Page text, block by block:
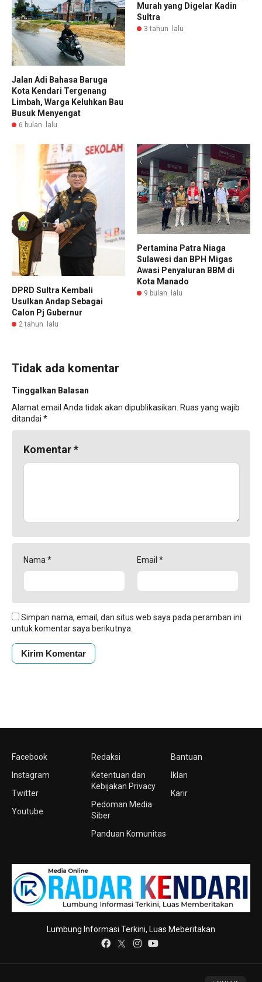
Jalan Adi Bahasa Baruga
Kota Kendari Tergenang
Limbah, Warga Keluhkan Bau
Busuk Menyengat
6 bulan lalu
Murah yang Digelar Kadin
Sultra
3 tahun lalu
DPRD Sultra Kembali
Usulkan Andap Sebagai
Calon Pj Gubernur
2 tahun lalu
Pertamina Patra Niaga
Sulawesi dan BPH Migas
Awasi Penyaluran BBM di
Kota Manado
9 bulan lalu
Tidak ada komentar
Tinggalkan Balasan
Alamat email Anda tidak akan dipublikasikan. Ruas yang wajib
ditandai *
Komentar*
Nama * Email *
Simpan nama, email, dan situs web saya pada peramban ini
untuk komentar saya berikutnya.
Facebook
Instagram
Twitter
Youtube
Redaksi
Ketentuan dan
Kebijakan Privacy
Pedoman Media
Siber
Panduan Komunitas
Bantuan
Iklan
Karir
Lumbung Informasi Terkini, Luas Meberitakan